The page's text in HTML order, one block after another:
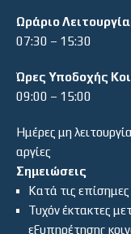
Ωράριο
07:30 – 15:30
Ώρες Υποδοχής
09:00 – 15:00
Ημέρες μη
αργίες
Σημειώσεις
Κατά τις
Τυχόν έκτακτες
εξυπηρέτησης